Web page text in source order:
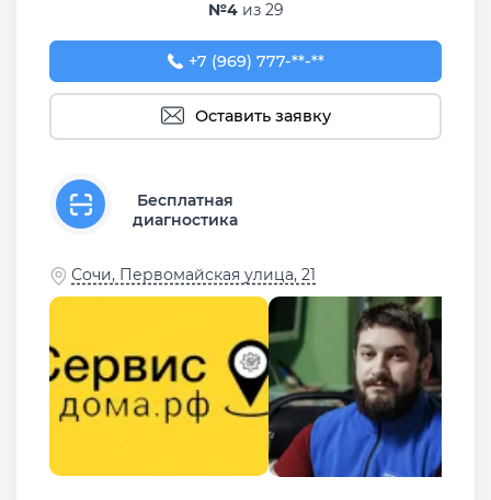
№4из 29
+7 (969) 777-50-55
+7 (969) 777-**-**
Оставить заявку
Бесплатная
диагностика
Сочи, Первомайская улица, 21